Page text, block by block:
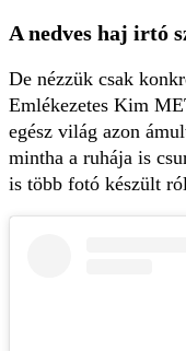
A nedves haj irtó
De nézzük csak
Emlékezetes Kim
egész világ azon
mintha a ruhája is
is több fotó készült